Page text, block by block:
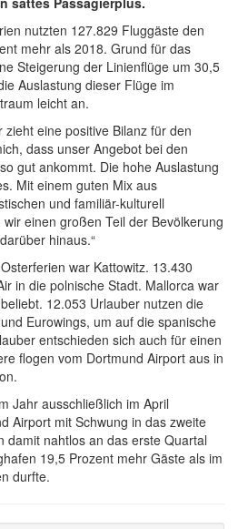
nutzten 127.829 Fluggäste den
mehr als 2018. Grund für das
Steigerung der Linienflüge um 30,5
Auslastung dieser Flüge im
leicht an.
eine positive Bilanz für den
dass unser Angebot bei den
gut ankommt. Die hohe Auslastung
Mit einem guten Mix aus
und familiär-kulturell
einen großen Teil der Bevölkerung
hinaus.“
war Kattowitz. 13.430
in die polnische Stadt. Mallorca war
12.053 Urlauber nutzen die
Eurowings, um auf die spanische
entschieden sich auch für einen
flogen vom Dortmund Airport aus in
Jahr ausschließlich im April
Airport mit Schwung in das zweite
damit nahtlos an das erste Quartal
19,5 Prozent mehr Gäste als im
durfte.